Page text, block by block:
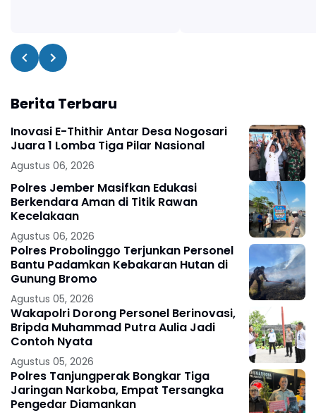
Berita Terbaru
Inovasi E-Thithir Antar Desa Nogosari
Juara 1 Lomba Tiga Pilar Nasional
Agustus 06, 2026
Polres Jember Masifkan Edukasi
Berkendara Aman di Titik Rawan
Kecelakaan
Agustus 06, 2026
Polres Probolinggo Terjunkan Personel
Bantu Padamkan Kebakaran Hutan di
Gunung Bromo
Agustus 05, 2026
Wakapolri Dorong Personel Berinovasi,
Bripda Muhammad Putra Aulia Jadi
Contoh Nyata
Agustus 05, 2026
Polres Tanjungperak Bongkar Tiga
Jaringan Narkoba, Empat Tersangka
Pengedar Diamankan